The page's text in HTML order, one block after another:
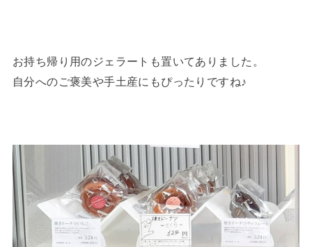
お持ち帰り用のジェラートも置いてありました。
自分へのご褒美や手土産にもぴったりですね♪